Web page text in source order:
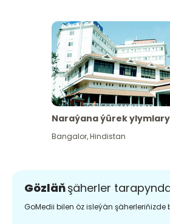
Naraýana ýürek
Bangalor,Hindistan
Gözläňşäherler
GoMedii bilen öz isleýän şäherleriňizde